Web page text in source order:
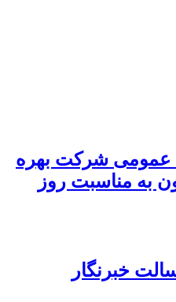
عمومی شرکت بهره
به مناسبت روز
خبرنگار